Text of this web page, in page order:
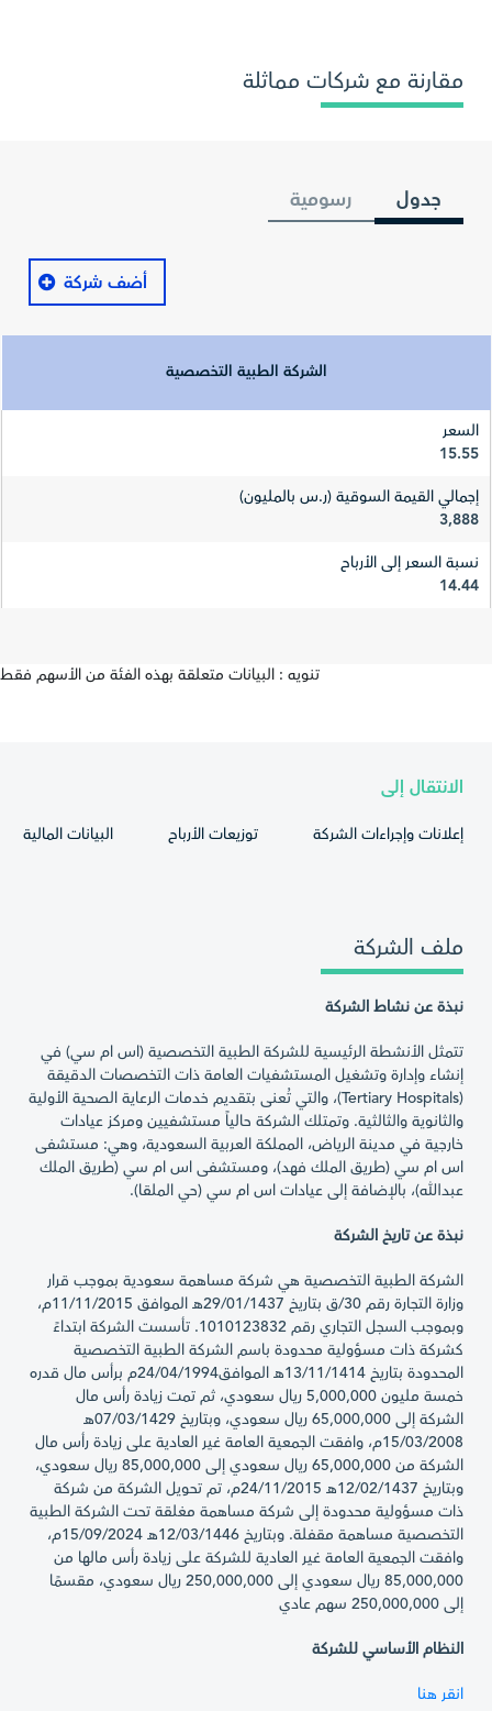
مقارنة مع شركات مماثلة
جدول رسومية
أضف شركة
الشركة الطبية التخصصية
السعر
15.55
إجمالي القيمة السوقية (ر.س بالمليون)
3,888
نسبة السعر إلى الأرباح
14.44
تنويه : البيانات متعلقة بهذه الفئة من الأسهم فقط
الانتقال إلى
إعلانات وإجراءات الشركة توزيعات الأرباح البيانات المالية
ملف الشركة
نبذة عن نشاط الشركة
تتمثل الأنشطة الرئيسية للشركة الطبية التخصصية (اس ام سي) في
إنشاء وإدارة وتشغيل المستشفيات العامة ذات التخصصات الدقيقة
(Tertiary Hospitals)، والتي تُعنى بتقديم خدمات الرعاية الصحية الأولية
والثانوية والثالثية. وتمتلك الشركة حالياً مستشفيين ومركز عيادات
خارجية في مدينة الرياض، المملكة العربية السعودية، وهي: مستشفى
اس ام سي (طريق الملك فهد)، ومستشفى اس ام سي (طريق الملك
عبدالله)، بالإضافة إلى عيادات اس ام سي (حي الملقا).
نبذة عن تاريخ الشركة
الشركة الطبية التخصصية هي شركة مساهمة سعودية بموجب قرار
وزارة التجارة رقم 30/ق بتاريخ 29/01/1437هـ الموافق 11/11/2015م،
وبموجب السجل التجاري رقم 1010123832. تأسست الشركة ابتداءً
كشركة ذات مسؤولية محدودة باسم الشركة الطبية التخصصية
المحدودة بتاريخ 13/11/1414هـ الموافق24/04/1994م برأس مال قدره
خمسة مليون 5,000,000 ريال سعودي، ثم تمت زيادة رأس مال
الشركة إلى 65,000,000 ريال سعودي، وبتاريخ 07/03/1429هـ
15/03/2008م، وافقت الجمعية العامة غير العادية على زيادة رأس مال
الشركة من 65,000,000 ريال سعودي إلى 85,000,000 ريال سعودي،
وبتاريخ 12/02/1437هـ 24/11/2015م، تم تحويل الشركة من شركة
ذات مسؤولية محدودة إلى شركة مساهمة مغلقة تحت الشركة الطبية
التخصصية مساهمة مقفلة. وبتاريخ 12/03/1446هـ 15/09/2024م،
وافقت الجمعية العامة غير العادية للشركة على زيادة رأس مالها من
85,000,000 ريال سعودي إلى 250,000,000 ريال سعودي، مقسمًا
إلى 250,000,000 سهم عادي
النظام الأساسي للشركة
انقر هنا